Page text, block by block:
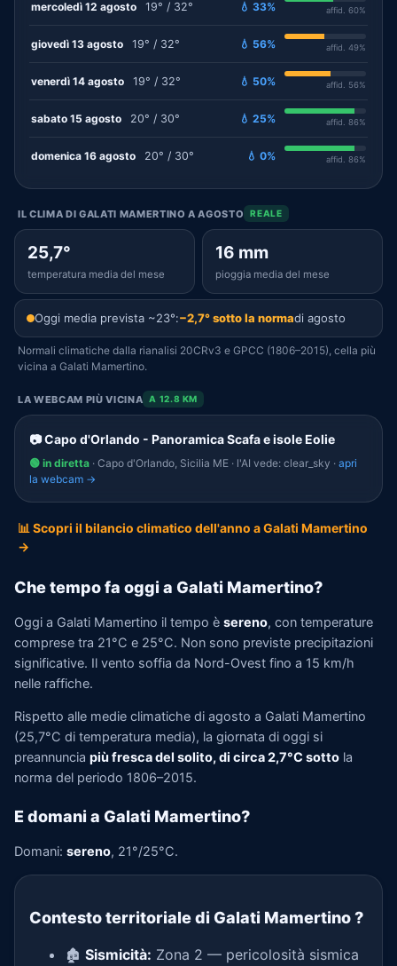
mercoledì 12 agosto 19° / 32° 💧 33% affid. 60%
giovedì 13 agosto 19° / 32° 💧 56% affid. 49%
venerdì 14 agosto 19° / 32° 💧 50% affid. 56%
sabato 15 agosto 20° / 30° 💧 25% affid. 86%
domenica 16 agosto 20° / 30° 💧 0% affid. 86%
IL CLIMA DI GALATI MAMERTINO A AGOSTO REALE
25,7°
temperatura media del mese
16 mm
pioggia media del mese
Oggi media prevista ~23°:−2,7° sotto la normadi agosto
Normali climatiche dalla rianalisi 20CRv3 e GPCC (1806–2015), cella più
vicina a Galati Mamertino.
LA WEBCAM PIÙ VICINA A 12.8 KM
📷 Capo d'Orlando - Panoramica Scafa e isole Eolie
🟢 in diretta · Capo d'Orlando, Sicilia ME · l'AI vede: clear_sky · apri
la webcam →
📊 Scopri il bilancio climatico dell'anno a Galati Mamertino
→
Che tempo fa oggi a Galati Mamertino?
Oggi a Galati Mamertino il tempo è sereno, con temperature
comprese tra 21°C e 25°C. Non sono previste precipitazioni
significative. Il vento soffia da Nord-Ovest fino a 15 km/h
nelle raffiche.
Rispetto alle medie climatiche di agosto a Galati Mamertino
(25,7°C di temperatura media), la giornata di oggi si
preannuncia più fresca del solito, di circa 2,7°C sotto la
norma del periodo 1806–2015.
E domani a Galati Mamertino?
Domani: sereno, 21°/25°C.
Contesto territoriale di Galati Mamertino?
🏚️ Sismicità: Zona 2 — pericolosità sismica